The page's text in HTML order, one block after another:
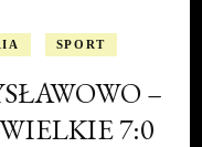
SPORT
–
7:0